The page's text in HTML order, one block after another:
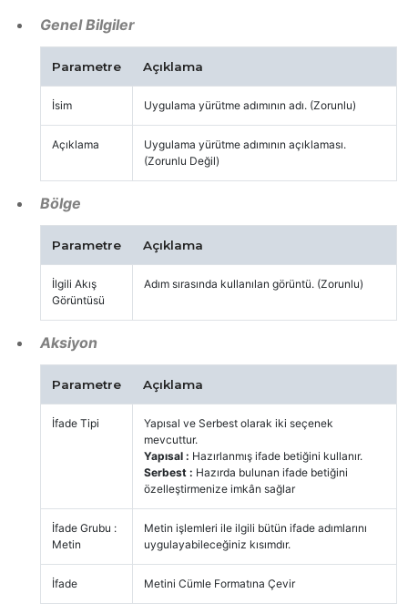
Genel Bilgiler
Parametre Açıklama
İsim Uygulama yürütme adımının adı. (Zorunlu)
Açıklama
Uygulama yürütme adımının açıklaması.
(Zorunlu Değil)
Bölge
Parametre Açıklama
İlgili Akış
Görüntüsü
Adım sırasında kullanılan görüntü. (Zorunlu)
Aksiyon
Parametre Açıklama
İfade Tipi
Yapısal ve Serbest olarak iki seçenek
mevcuttur.
Yapısal : Hazırlanmış ifade betiğini kullanır.
Serbest : Hazırda bulunan ifade betiğini
özelleştirmenize imkân sağlar
İfade Grubu :
Metin
Metin işlemleri ile ilgili bütün ifade adımlarını
uygulayabileceğiniz kısımdır.
İfade Metini Cümle Formatına Çevir